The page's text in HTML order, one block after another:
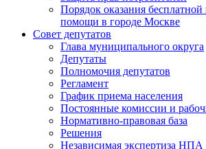
Порядок оказания
помощи в городе Москве
Совет депутатов
Глава муниципального округа
Депутаты
Полномочия депутатов
Регламент
График приема населения
Постоянные комиссии и
Нормативно-правовая база
Решения
Независимая экспертиза НПА